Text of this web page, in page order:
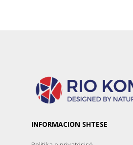
INFORMACION SHTESE